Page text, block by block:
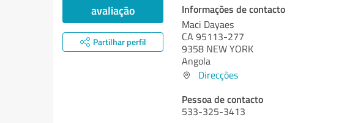
avaliação
Partilhar perfil
Informações de contacto
Maci Dayaes
CA 95113-277
9358 NEW YORK
Angola
Direcções
Pessoa de contacto
533-325-3413